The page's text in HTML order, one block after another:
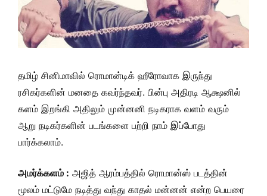
தமிழ் சினிமாவில் ரொமான்டிக் ஹீரோவாக இருந்து
ரசிகர்களின் மனதை கவர்ந்தவர். பின்பு அதிரடி ஆக்ஷனில்
களம் இறங்கி அதிலும் முன்னனி நடிகராக வளம் வரும்
ஆறு நடிகர்களின் படங்களை பற்றி நாம் இப்போது
பார்க்கலாம்.
அமர்க்களம் : அஜித் ஆரம்பத்தில் ரொமான்ஸ் படத்தின்
மூலம் மட்டுமே நடித்து வந்து காதல் மன்னன் என்ற பெயரை